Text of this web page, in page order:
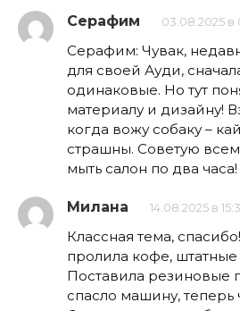
Серафим 03.08.2025 в
Серафим: Чувак,
для своей Ауди,
одинаковые. Но тут
материалу и дизайну!
когда вожу собаку –
страшны. Советую
мыть салон по два часа!
Милана 14.08.2025 в
Классная тема,
пролила кофе,
Поставила резиновые
спасло машину, теперь